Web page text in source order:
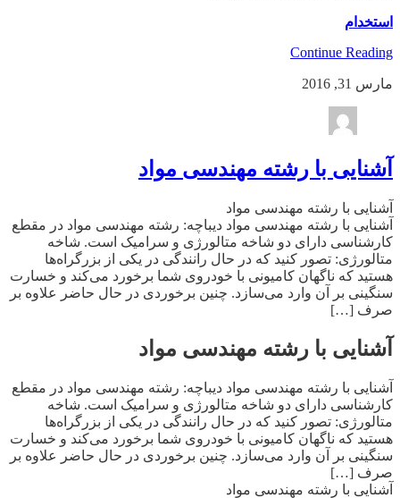
استخدام
Continue Reading
مارس 31, 2016
آشنایی با رشته مهندسی مواد
آشنایی با رشته مهندسی مواد
آشنایی با رشته مهندسی مواد دیباچه: رشته‌ مهندسی‌ مواد در مقطع‌
کارشناسی‌ دارای‌ دو شاخه‌ متالورژی و سرامیک‌ است‌. شاخه
متالورژی: تصور کنید که در حال رانندگی در یکی از بزرگراه‌ها
هستید که ناگهان کامیونی با خودروی شما برخورد می‌کند و خسارت
سنگینی بر آن وارد می‌سازد. چنین برخوردی در حال حاضر علاوه بر
صرف […]
آشنایی با رشته مهندسی مواد
آشنایی با رشته مهندسی مواد دیباچه: رشته‌ مهندسی‌ مواد در مقطع‌
کارشناسی‌ دارای‌ دو شاخه‌ متالورژی و سرامیک‌ است‌. شاخه
متالورژی: تصور کنید که در حال رانندگی در یکی از بزرگراه‌ها
هستید که ناگهان کامیونی با خودروی شما برخورد می‌کند و خسارت
سنگینی بر آن وارد می‌سازد. چنین برخوردی در حال حاضر علاوه بر
صرف […]
آشنایی با رشته مهندسی مواد